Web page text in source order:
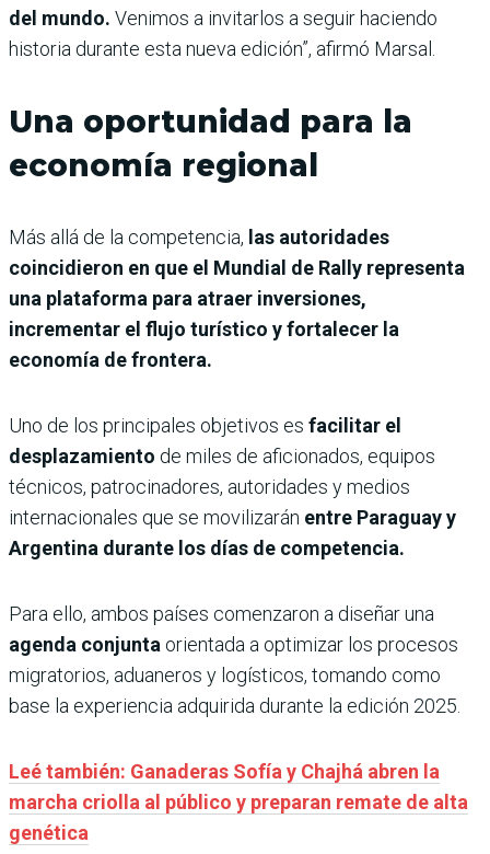
del mundo. Venimos a invitarlos a seguir haciendo
historia durante esta nueva edición”, afirmó Marsal.
Una oportunidad para la
economía regional
Más allá de la competencia, las autoridades
coincidieron en que el Mundial de Rally representa
una plataforma para atraer inversiones,
incrementar el flujo turístico y fortalecer la
economía de frontera.
Uno de los principales objetivos es facilitar el
desplazamiento de miles de aficionados, equipos
técnicos, patrocinadores, autoridades y medios
internacionales que se movilizarán entre Paraguay y
Argentina durante los días de competencia.
Para ello, ambos países comenzaron a diseñar una
agenda conjunta orientada a optimizar los procesos
migratorios, aduaneros y logísticos, tomando como
base la experiencia adquirida durante la edición 2025.
Leé también: Ganaderas Sofía y Chajhá abren la
marcha criolla al público y preparan remate de alta
genética